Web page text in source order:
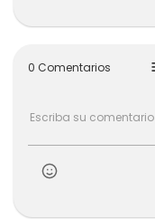
- aceite de
0 Comentarios